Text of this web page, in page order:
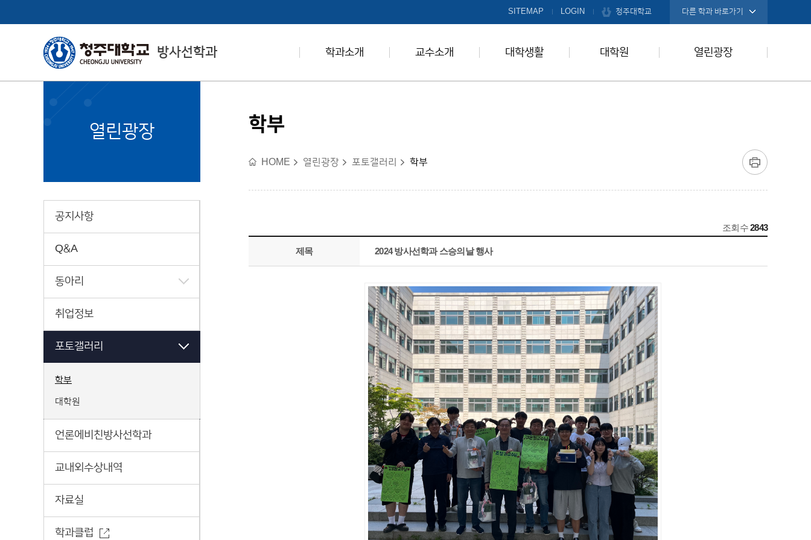
방사선학과
SITEMAP LOGIN 청주대학교 다른 학과 바로가기
College of Health
& Medical Sciences
학과소개 교수소개 대학생활 대학원 열린광장
열린광장
공지사항
Q&A
동아리
취업정보
포토갤러리
학부
대학원
언론에비친방사선학과
교내외수상내역
자료실
학과클럽
학부
HOME 열린광장 포토갤러리 학부
조회수2843
제목 2024 방사선학과 스승의날 행사